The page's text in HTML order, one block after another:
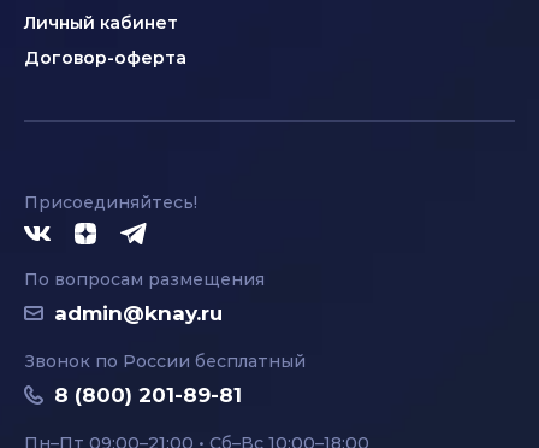
Личный кабинет
Договор-оферта
Присоединяйтесь!
По вопросам размещения
admin@knay.ru
Звонок по России бесплатный
8 (800) 201-89-81
Пн–Пт 09:00–21:00 • Сб–Вс 10:00–18:00